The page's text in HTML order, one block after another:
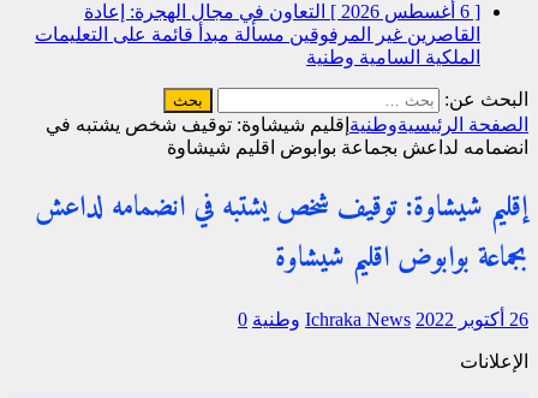
[ 6 أغسطس 2026 ]
التعاون في مجال الهجرة: إعادة
القاصرين غير المرفوقين مسألة مبدأ قائمة على التعليمات
الملكية السامية وطنية
البحث عن:
الصفحة الرئيسيةوطنية إقليم شيشاوة: توقيف شخص يشتبه في
انضمامه لداعش بجماعة بوابوض اقليم شيشاوة
إقليم شيشاوة: توقيف شخص يشتبه في انضمامه لداعش
بجماعة بوابوض اقليم شيشاوة
26 أكتوبر 2022 Ichraka News وطنية 0
الإعلانات